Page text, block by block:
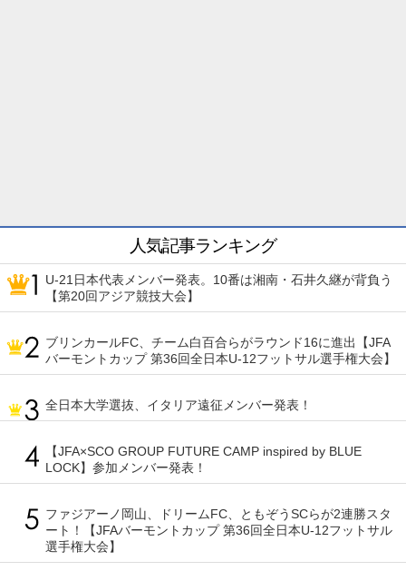
人気記事ランキング
U-21日本代表メンバー発表。10番は湘南・石井久継が背負う
【第20回アジア競技大会】
ブリンカールFC、チーム白百合らがラウンド16に進出【JFA
バーモントカップ 第36回全日本U-12フットサル選手権大会】
全日本大学選抜、イタリア遠征メンバー発表！
【JFA×SCO GROUP FUTURE CAMP inspired by BLUE
LOCK】参加メンバー発表！
ファジアーノ岡山、ドリームFC、ともぞうSCらが2連勝スタ
ート！【JFAバーモントカップ 第36回全日本U-12フットサル
選手権大会】